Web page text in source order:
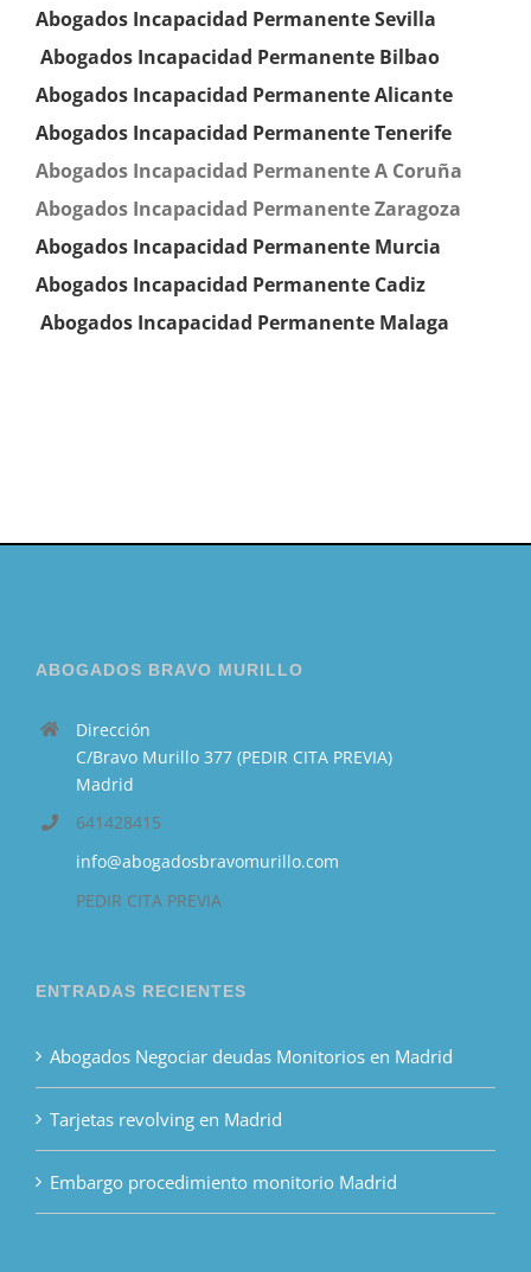
Abogados Incapacidad PermanenteSevilla
Abogados Incapacidad Permanente Bilbao
Abogados Incapacidad Permanente Alicante
Abogados Incapacidad Permanente Tenerife
Abogados Incapacidad Permanente A Coruña
Abogados Incapacidad Permanente Zaragoza
Abogados Incapacidad PermanenteMurcia
Abogados Incapacidad PermanenteCadiz
Abogados Incapacidad Permanente Malaga
ABOGADOS BRAVO MURILLO
Dirección
C/Bravo Murillo 377 (PEDIR CITA PREVIA)
Madrid
641428415
info@abogadosbravomurillo.com
PEDIR CITA PREVIA
ENTRADAS RECIENTES
Abogados Negociar deudas Monitorios en Madrid
Tarjetas revolving en Madrid
Embargo procedimiento monitorio Madrid